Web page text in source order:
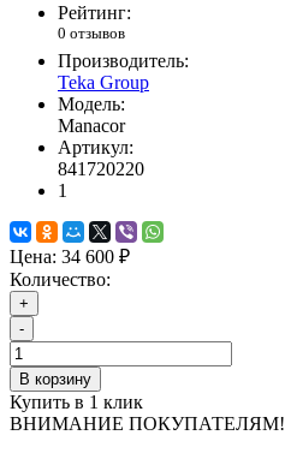
Рейтинг:
0 отзывов
Производитель:
Teka Group
Модель:
Manacor
Артикул:
841720220
1
Цена: 34 600 ₽
Количество:
+
-
В корзину
Купить в 1 клик
ВНИМАНИЕ ПОКУПАТЕЛЯМ!